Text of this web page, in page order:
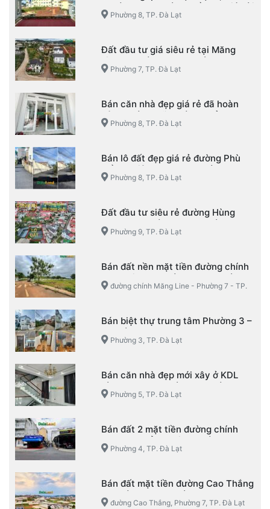
Phường 8, TP. Đà Lạt đầu tư giá hời
Phường 8, TP. Đà Lạt
Đất đầu tư giá siêu rẻ tại Măng
Line – Phường 7 – TP. Đà Lạt
Phường 7, TP. Đà Lạt
Bán căn nhà đẹp giá rẻ đã hoàn
công đường Võ Trường Toản –
Phường 8 – TP. Đà Lạt
Phường 8, TP. Đà Lạt
Bán lô đất đẹp giá rẻ đường Phù
Đổng Thiên Vương – Phường 8 –
TP. Đà Lạt
Phường 8, TP. Đà Lạt
Đất đầu tư siêu rẻ đường Hùng
Vương – Phường 9 – TP. Đà Lạt
Phường 9, TP. Đà Lạt
Bán đất nền mặt tiền đường chính
Măng Line – Phường 7 – TP. Đà Lạt
đường chính Măng Line - Phường 7 - TP.
Bán biệt thự trung tâm Phường 3 –
TP. Đà Lạt
Phường 3, TP. Đà Lạt
Bán căn nhà đẹp mới xây ở KDL
Làng Hoa Vạn Thành – Phường 5 –
TP. Đà Lạt
Phường 5, TP. Đà Lạt
Bán đất 2 mặt tiền đường chính
KQH Mạc Đỉnh Chi – Phường 4 –
TP. Đà Lạt
Phường 4, TP. Đà Lạt
Bán đất mặt tiền đường Cao Thắng
– Phường 7 – TP. Đà Lạt
đường Cao Thắng, Phường 7, TP. Đà Lạt